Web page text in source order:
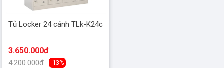
Tủ Locker 24 cánh TLk-K24c
3.650.000đ
4.200.000đ -13%